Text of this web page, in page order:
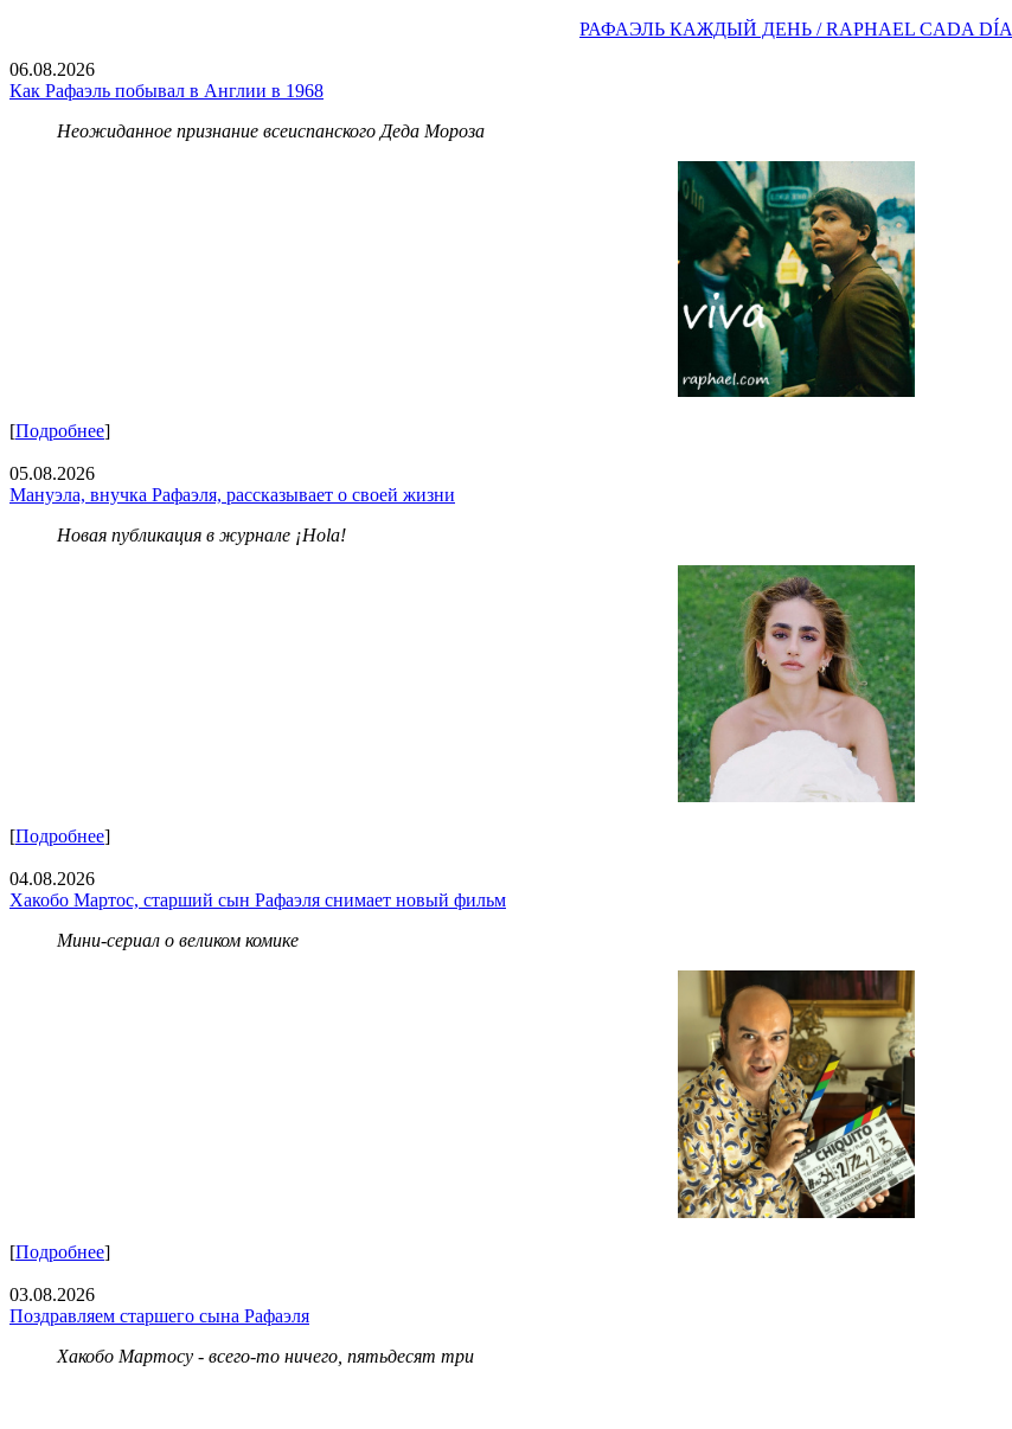
РАФАЭЛЬ КАЖДЫЙ ДЕНЬ / RAPHAEL CADA DÍA
06.08.2026
Как Рафаэль побывал в Англии в 1968
Неожиданное признание всеиспанского Деда Мороза
[Подробнее]
05.08.2026
Мануэла, внучка Рафаэля, рассказывает о своей жизни
Новая публикация в журнале ¡Hola!
[Подробнее]
04.08.2026
Хакобо Мартос, старший сын Рафаэля снимает новый фильм
Мини-сериал о великом комике
[Подробнее]
03.08.2026
Поздравляем старшего сына Рафаэля
Хакобо Мартосу - всего-то ничего, пятьдесят три